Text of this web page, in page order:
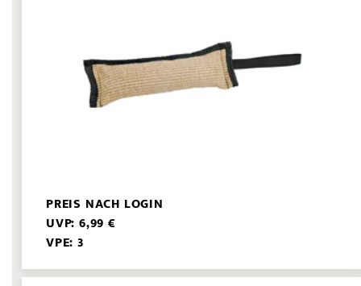
PREIS NACH LOGIN
UVP: 6,99 €
VPE: 3